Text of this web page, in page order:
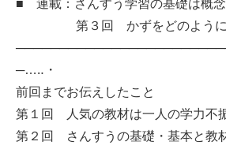
■ 連載：さんすう学習の基礎は概
第３回 かずをどのように
─…‥・
前回までお伝えしたこと
第１回 人気の教材は一人の学力不
第２回 さんすうの基礎・基本と教